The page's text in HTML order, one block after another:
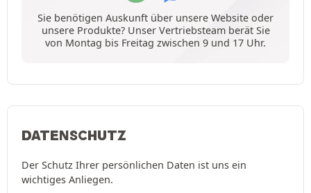
Sie benötigen Auskunft über unsere Website oder
unsere Produkte? Unser Vertriebsteam berät Sie
von Montag bis Freitag zwischen 9 und 17 Uhr.
DATENSCHUTZ
Der Schutz Ihrer persönlichen Daten ist uns ein
wichtiges Anliegen.